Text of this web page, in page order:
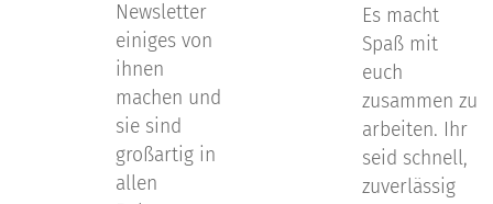
Newsletter
einiges von
ihnen
machen und
sie sind
großartig in
allen
Es macht
Spaß mit
euch
zusammen zu
arbeiten. Ihr
seid schnell,
zuverlässig